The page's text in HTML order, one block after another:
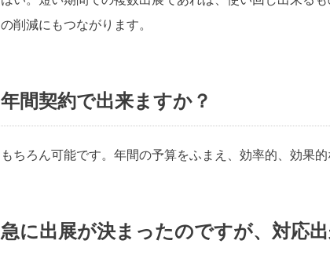
の削減にもつながります。
年間契約で出来ますか？
もちろん可能です。年間の予算をふまえ、効率的、効果
急に出展が決まったのですが、対応